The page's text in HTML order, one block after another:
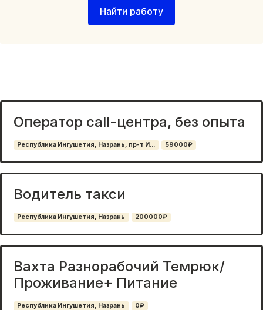
Найти работу
Oпepатор cаll-цeнтpa, бeз oпыта
Республика Ингушетия, Назрань, пр-т И... 59000₽
Водитель такси
Республика Ингушетия, Назрань 200000₽
Вахта Разнорабочий Темрюк/
Проживание+ Питание
Республика Ингушетия, Назрань 0₽